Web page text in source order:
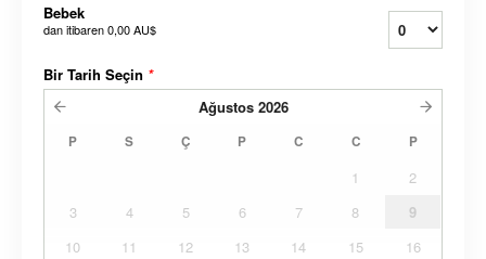
Bebek
dan itibaren0,00 AU$
Bir Tarih Seçin *
Ağustos 2026
P S Ç P C C P
1
2
3
4 5 6 7 8
9
10
11 12 13 14 15
16